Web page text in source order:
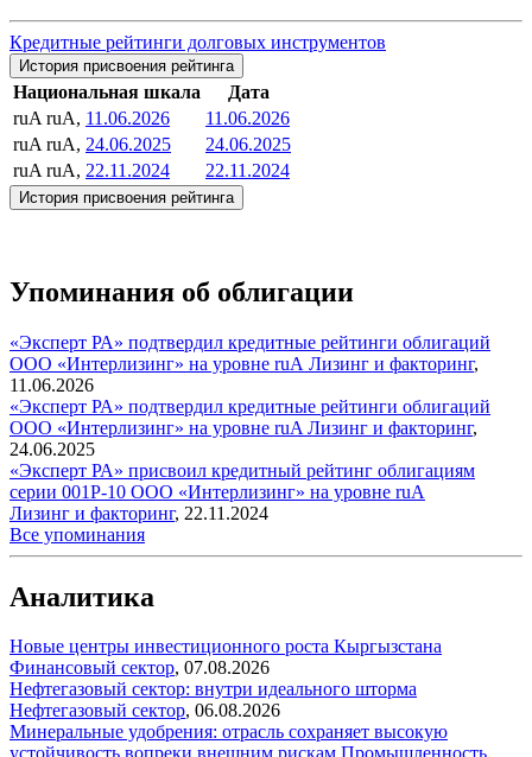
Кредитные рейтинги долговых инструментов
История присвоения рейтинга
Национальная шкала
Дата
ruA ruA, 11.06.2026
11.06.2026
ruA ruA, 24.06.2025
24.06.2025
ruA ruA, 22.11.2024 22.11.2024
История присвоения рейтинга
Упоминания об облигации
«Эксперт РА» подтвердил кредитные рейтинги облигаций
ООО «Интерлизинг» на уровне ruА Лизинг и факторинг,
11.06.2026
«Эксперт РА» подтвердил кредитные рейтинги облигаций
ООО «Интерлизинг» на уровне ruA Лизинг и факторинг,
24.06.2025
«Эксперт РА» присвоил кредитный рейтинг облигациям
серии 001Р-10 ООО «Интерлизинг» на уровне ruA
Лизинг и факторинг, 22.11.2024
Все упоминания
Аналитика
Новые центры инвестиционного роста Кыргызстана
Финансовый сектор, 07.08.2026
Нефтегазовый сектор: внутри идеального шторма
Нефтегазовый сектор, 06.08.2026
Минеральные удобрения: отрасль сохраняет высокую